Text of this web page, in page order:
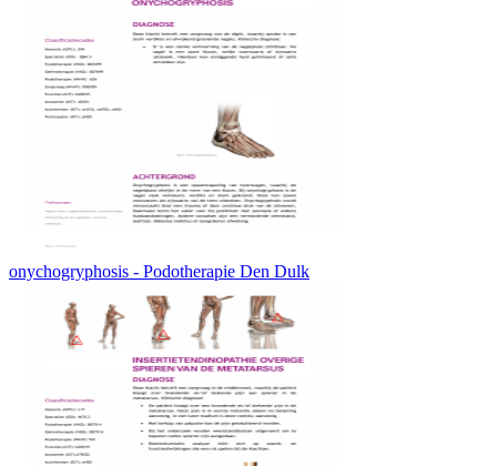
onychogryphosis - Podotherapie Den Dulk